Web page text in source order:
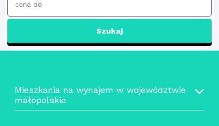
Szukaj
Mieszkania na wynajem w województwie
małopolskie